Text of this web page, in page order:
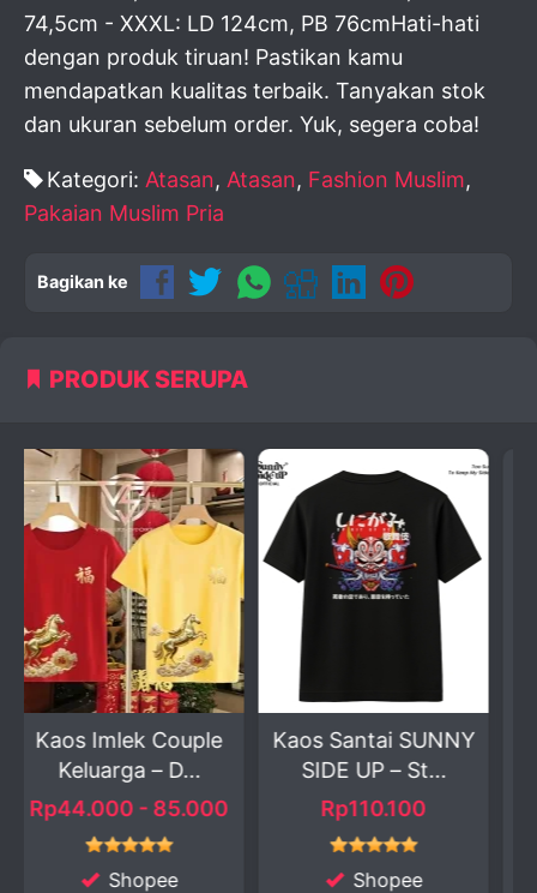
74,5cm - XXXL: LD 124cm, PB 76cmHati-hati
dengan produk tiruan! Pastikan kamu
mendapatkan kualitas terbaik. Tanyakan stok
dan ukuran sebelum order. Yuk, segera coba!
Kategori: Atasan, Atasan, Fashion Muslim,
Pakaian Muslim Pria
Bagikan ke
PRODUK SERUPA
Kaos Santai SUNNY
SIDE UP – St...
Rp110.100
Shopee
Tasbih Cincin Digital
LED dengan Ala...
Rp10.499 - 17.999
Shopee